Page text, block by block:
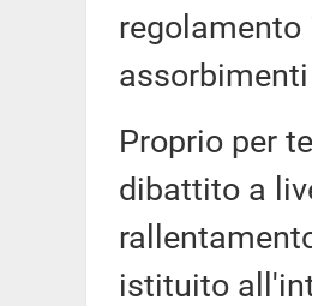
Proprio per
dibattito a
istituito